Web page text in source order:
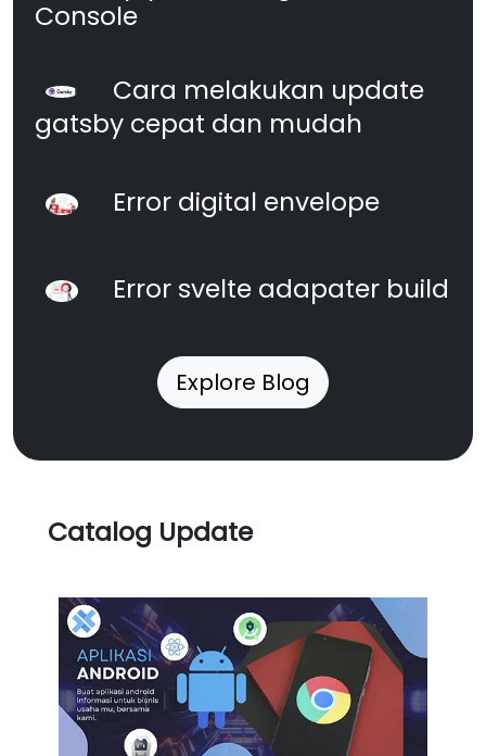
Console
Cara melakukan update
gatsby cepat dan mudah
Error digital envelope
Error svelte adapater build
Explore Blog
Catalog Update